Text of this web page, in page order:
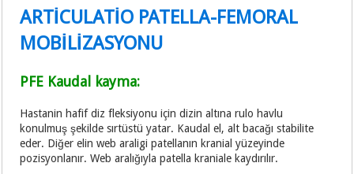
ARTİCULATİO PATELLA-FEMORAL
MOBİLİZASYONU
PFE Kaudal kayma:
Hastanin hafif diz fleksiyonu için dizin altına rulo havlu
konulmuş şekilde sırtüstü yatar. Kaudal el, alt bacağı stabilite
eder. Diğer elin web araligi patellanın kranial yüzeyinde
pozisyonlanır. Web aralığıyla patella kraniale kaydırılır.